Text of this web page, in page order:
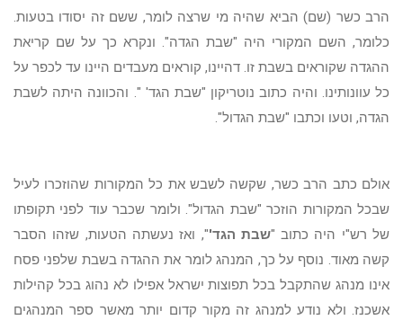
הרב כשר (שם) הביא שהיה מי שרצה לומר, ששם זה יסודו בטעות.
כלומר, השם המקורי היה "שבת הגדה". ונקרא כך על שם קריאת
ההגדה שקוראים בשבת זו. דהיינו, קוראים מעבדים היינו עד לכפר על
כל עוונותינו. והיה כתוב נוטריקון "שבת הגד' ". והכוונה היתה לשבת
הגדה, וטעו וכתבו "שבת הגדול".
אולם כתב הרב כשר, שקשה לשבש את כל המקורות שהוזכרו לעיל
שבכל המקורות הוזכר "שבת הגדול". ולומר שכבר עוד לפני תקופתו
של רש"י היה כתוב "שבת הגד'", ואז נעשתה הטעות, שזהו הסבר
קשה מאוד. נוסף על כך, המנהג לומר את ההגדה בשבת שלפני פסח
אינו מנהג שהתקבל בכל תפוצות ישראל אפילו לא נהוג בכל קהילות
אשכנז. ולא נודע למנהג זה מקור קדום יותר מאשר ספר המנהגים